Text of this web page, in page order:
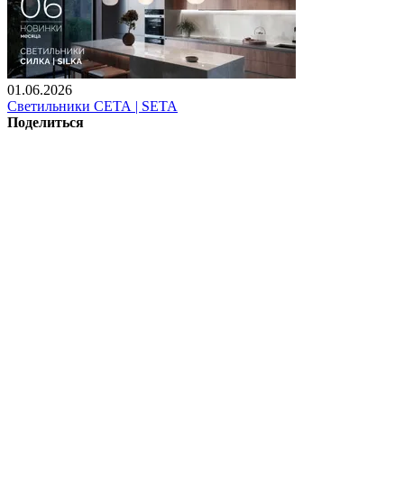
01.06.2026
Светильники СЕТА | SETA
Поделиться